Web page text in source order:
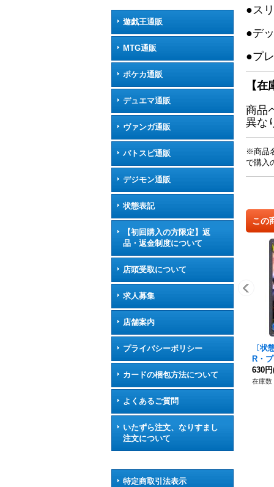
遊戯王通販
MTG通販
ポケカ通販
デュエマ通販
ヴァンガ通販
バトスピ通販
デジモン通販
状態表記
【初回購入の方限定】返
品・返金制度について
店頭受取について
求人募集
店舗案内
プライバシーポリシー
カードの梱包方法について
よくあるご質問
いたずら注文、なりすまし
注文について
特定商取引法表示
●ス
●デ
●プ
【
商品
異な
※商品
で購入
この
〔状
R・
《ロ
630円
在庫数